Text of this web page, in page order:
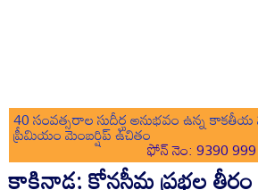
40 సంవత్సరాల సుదీర్ఘ అనుభవం ఉన్న కాకతీయ
ప్రీమియం మెంబర్షిప్ ఉచితం
ఫోన్ నెం: 9390
కాకినాడ: కోనసీమ ప్రభల తీర్థం